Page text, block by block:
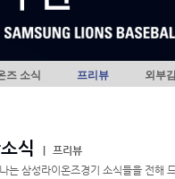
즈 소식 프리뷰 외부
식
프리뷰
는 삼성라이온즈경기 소식들을 전해